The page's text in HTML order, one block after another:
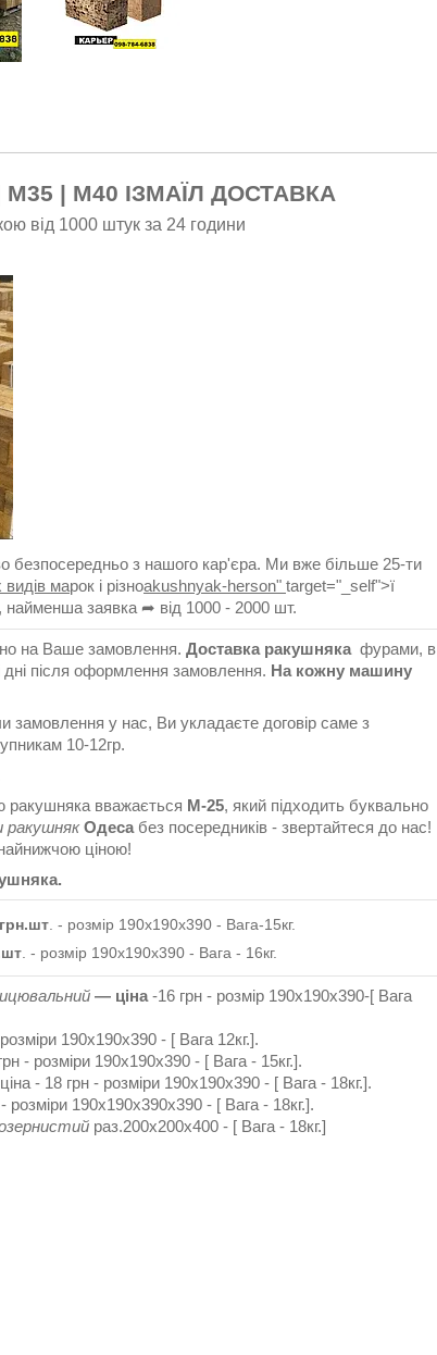
| М40 ІЗМАЇЛ ДОСТАВКА
від 1000 штук за 24 години
безпосередньо з нашого кар'єра. Ми вже більше 25-ти
видів марок і різноakushnyak-herson" target="_self">ї
найменша заявка ➦ від 1000 - 2000 шт.
на Ваше замовлення. Доставка ракушняка фурами, в
після оформлення замовлення. На кожну машину
замовлення у нас, Ви укладаєте договір саме з
10-12гр.
ракушняка вважається М-25, який підходить буквально
ракушняк Одеса без посередників - звертайтеся до нас!
ціною!
. - розмір 190х190х390 - Вага-15кг.
. - розмір 190х190х390 - Вага - 16кг.
— ціна -16 грн - розмір 190х190х390-[ Вага
190х190х390 - [ Вага 12кг.].
- розміри 190х190х390 - [ Вага - 15кг.].
- 18 грн - розміри 190х190х390 - [ Вага - 18кг.].
- розміри 190х190х390х390 - [ Вага - 18кг.].
раз.200х200х400 - [ Вага - 18кг.]